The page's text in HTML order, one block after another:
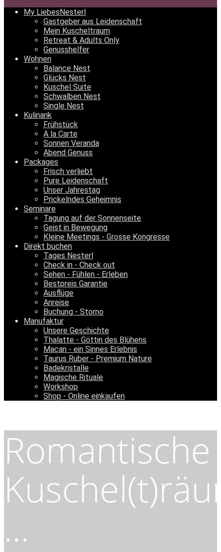
My LiebesNesterl
Gastgeber aus Leidenschaft
Mein Kuscheltraum
Retreat & Adults Only
Genusshelfer
Wohnen
Balance Nest
Glücks Nest
Kuschel Suite
Schwalben Nest
Single Nest
Kulinarik
Frühstück
A la Carte
Sonnen Veranda
Abend Genuss
Packages
Frisch verliebt
Pure Leidenschaft
Unser Jahrestag
Prickelndes Geheimnis
Seminare
Tagung auf der Sonnenseite
Geist in Bewegung
Kleine Meetings - Grosse Kongresse
Direkt buchen
Tages Nesterl
Check in - Check out
Sehen - Fühlen - Erleben
Bestpreis Garantie
Ausflüge
Anreise
Buchung - Storno
Manufaktur
Unsere Geschichte
Thalatte - Göttin des Blühens
Macan - ein Sinnes Erlebnis
Taurus Ruber - Premium Nature
Badekristalle
Magische Rituale
Workshop
Shop - Online einkaufen
Romantische
...